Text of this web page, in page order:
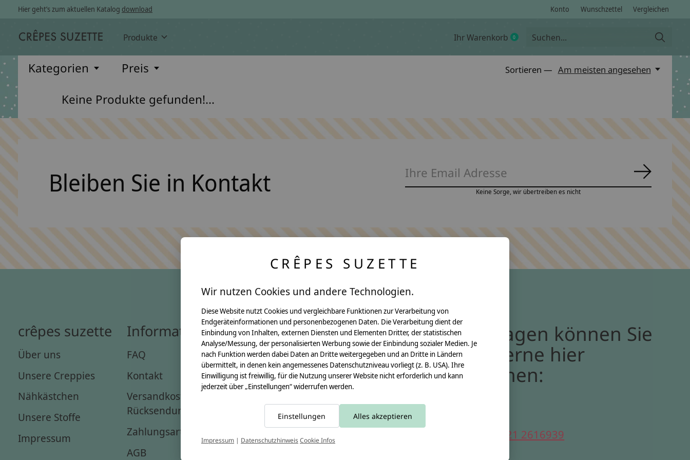
Hier geht’s zum aktuellen Katalog download Konto Wunschzettel Vergleichen
Produkte Ihr Warenkorb 0items
Kategorien Preis Sortieren — Am meisten angesehen
Keine Produkte gefunden!...
Bleiben Sie in Kontakt Keine Sorge, wir übertreiben es nicht
crêpes suzette
Über uns
Unsere Creppies
Nähkästchen
Unsere Stoffe
Impressum
Informationen
FAQ
Kontakt
Versandkosten &
Rücksendungen
Zahlungsarten
AGB
Anleitungen
Video Nähset
Anleitung MOMA
Schultüte
Leseknochen
Schnittmuster
Bei Fragen können Sie
uns gerne hier
erreichen:
0221 2616939
CRÊPES SUZETTE
Wir nutzen Cookies und andere Technologien.
Diese Website nutzt Cookies und vergleichbare Funktionen zur Verarbeitung von
Endgeräteinformationen und personenbezogenen Daten. Die Verarbeitung dient der
Einbindung von Inhalten, externen Diensten und Elementen Dritter, der statistischen
Analyse/Messung, der personalisierten Werbung sowie der Einbindung sozialer Medien. Je
nach Funktion werden dabei Daten an Dritte weitergegeben und an Dritte in Ländern
übermittelt, in denen kein angemessenes Datenschutzniveau vorliegt (z. B. USA). Ihre
Einwilligung ist freiwillig, für die Nutzung unserer Website nicht erforderlich und kann
jederzeit über „Einstellungen“ widerrufen werden.
Einstellungen Alles akzeptieren
Impressum | DatenschutzhinweisCookie Infos